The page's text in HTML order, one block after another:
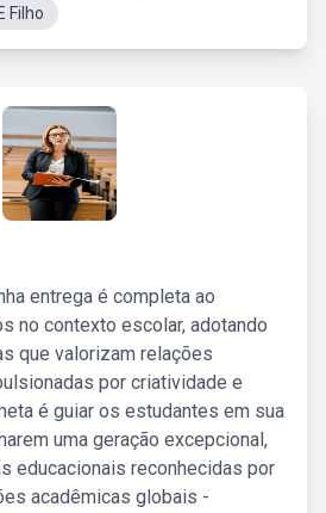
Filho
entrega é completa ao
no contexto escolar, adotando
que valorizam relações
por criatividade e
é guiar os estudantes em sua
uma geração excepcional,
educacionais reconhecidas por
acadêmicas globais -